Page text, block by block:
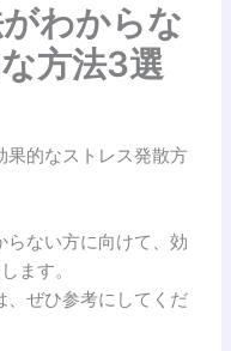
わからな
方法3選
果的なストレス発散方
らない方に向けて、効
ます。
、ぜひ参考にしてくだ